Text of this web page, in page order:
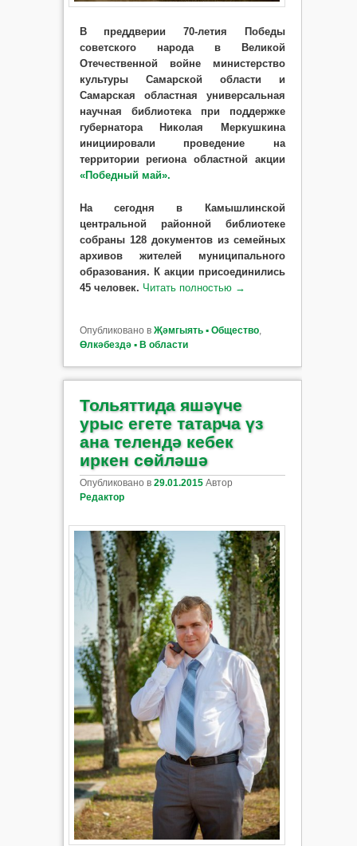
В преддверии 70-летия Победы
советского народа в Великой
Отечественной войне министерство
культуры Самарской области и
Самарская областная универсальная
научная библиотека при поддержке
губернатора Николая Меркушкина
инициировали проведение на
территории региона областной акции
«Победный май».
На сегодня в Камышлинской
центральной районной библиотеке
собраны 128 документов из семейных
архивов жителей муниципального
образования. К акции присоединились
45 человек. Читать полностью →
Опубликовано в Җәмгыять ▪ Общество,
Өлкәбездә ▪ В области
Тольяттида яшәүче
урыс егете татарча үз
ана телендә кебек
иркен сөйләшә
Опубликовано в 29.01.2015 Автор
Редактор